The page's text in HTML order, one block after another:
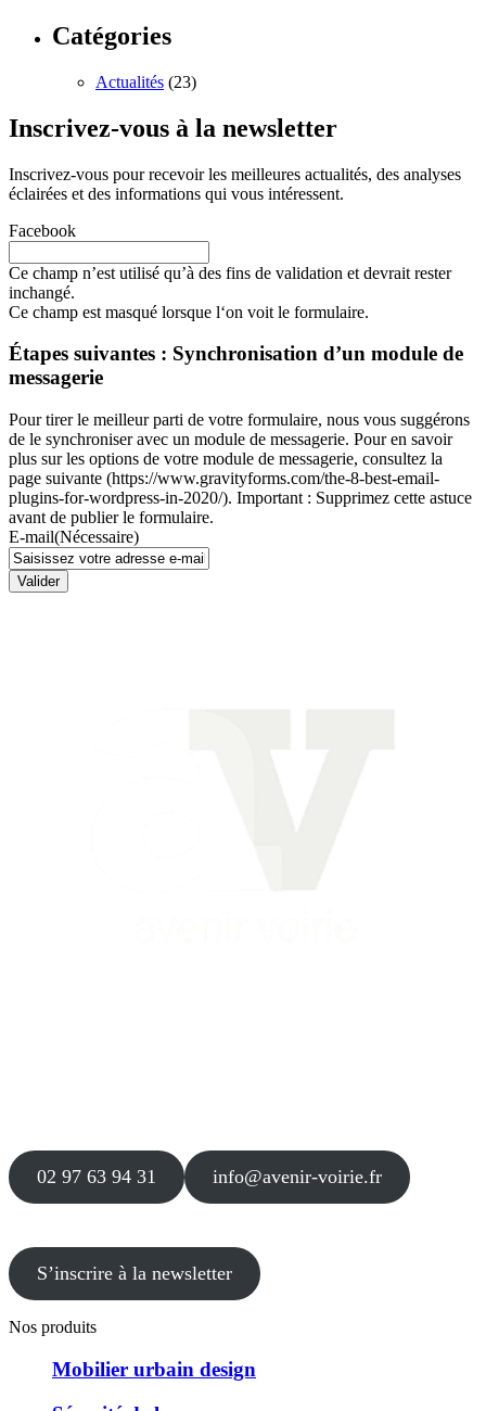
Catégories
Actualités (23)
Inscrivez-vous à la newsletter
Inscrivez-vous pour recevoir les meilleures actualités, des analyses
éclairées et des informations qui vous intéressent.
Facebook
Ce champ n’est utilisé qu’à des fins de validation et devrait rester
inchangé.
Ce champ est masqué lorsque l‘on voit le formulaire.
Étapes suivantes : Synchronisation d’un module de
messagerie
Pour tirer le meilleur parti de votre formulaire, nous vous suggérons
de le synchroniser avec un module de messagerie. Pour en savoir
plus sur les options de votre module de messagerie, consultez la
page suivante (https://www.gravityforms.com/the-8-best-email-
plugins-for-wordpress-in-2020/). Important : Supprimez cette astuce
avant de publier le formulaire.
E-mail(Nécessaire)
Valider
02 97 63 94 31 info@avenir-voirie.fr
S’inscrire à la newsletter
Nos produits
Mobilier urbain design